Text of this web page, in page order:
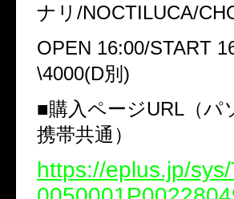
ナリ/NOCTILUCA/
OPEN 16:00/START
\4000(D別)
■購入ページURL（パ
携帯共通）
https://eplus.jp/